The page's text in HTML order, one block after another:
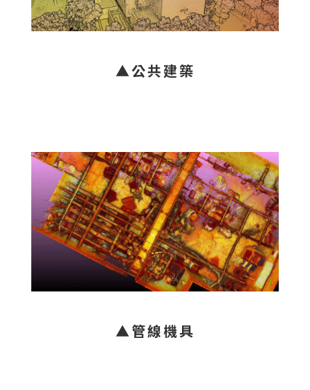
▲公共建築
▲管線機具